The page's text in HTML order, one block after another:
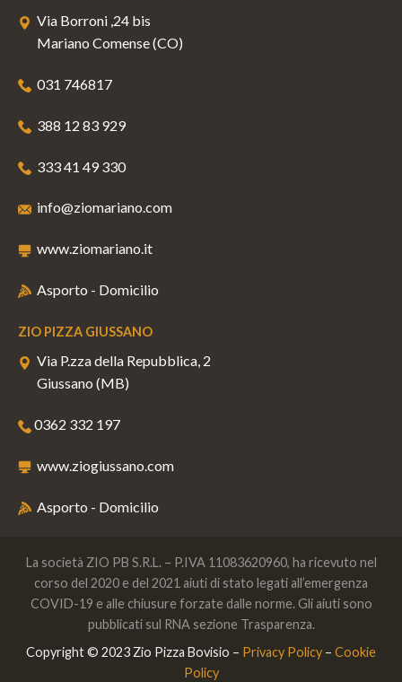
Via Borroni ,24 bis
Mariano Comense (CO)
031 746817
388 12 83 929
333 41 49 330
info@ziomariano.com
www.ziomariano.it
Asporto - Domicilio
ZIO PIZZA GIUSSANO
Via P.zza della Repubblica, 2
Giussano (MB)
0362 332 197
www.ziogiussano.com
Asporto - Domicilio
La società ZIO PB S.R.L. – P.IVA 11083620960, ha ricevuto nel
corso del 2020 e del 2021 aiuti di stato legati all’emergenza
COVID-19 e alle chiusure forzate dalle norme. Gli aiuti sono
pubblicati sul RNA sezione Trasparenza.
Copyright © 2023 Zio Pizza Bovisio – Privacy Policy – Cookie
Policy